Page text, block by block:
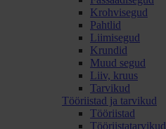
Krohvisegud
Pahtlid
Liimisegud
Krundid
Muud segud
Liiv, kruus
Tarvikud
Tööriistad ja tarvikud
Tööriistad
Tööriistatarvikud